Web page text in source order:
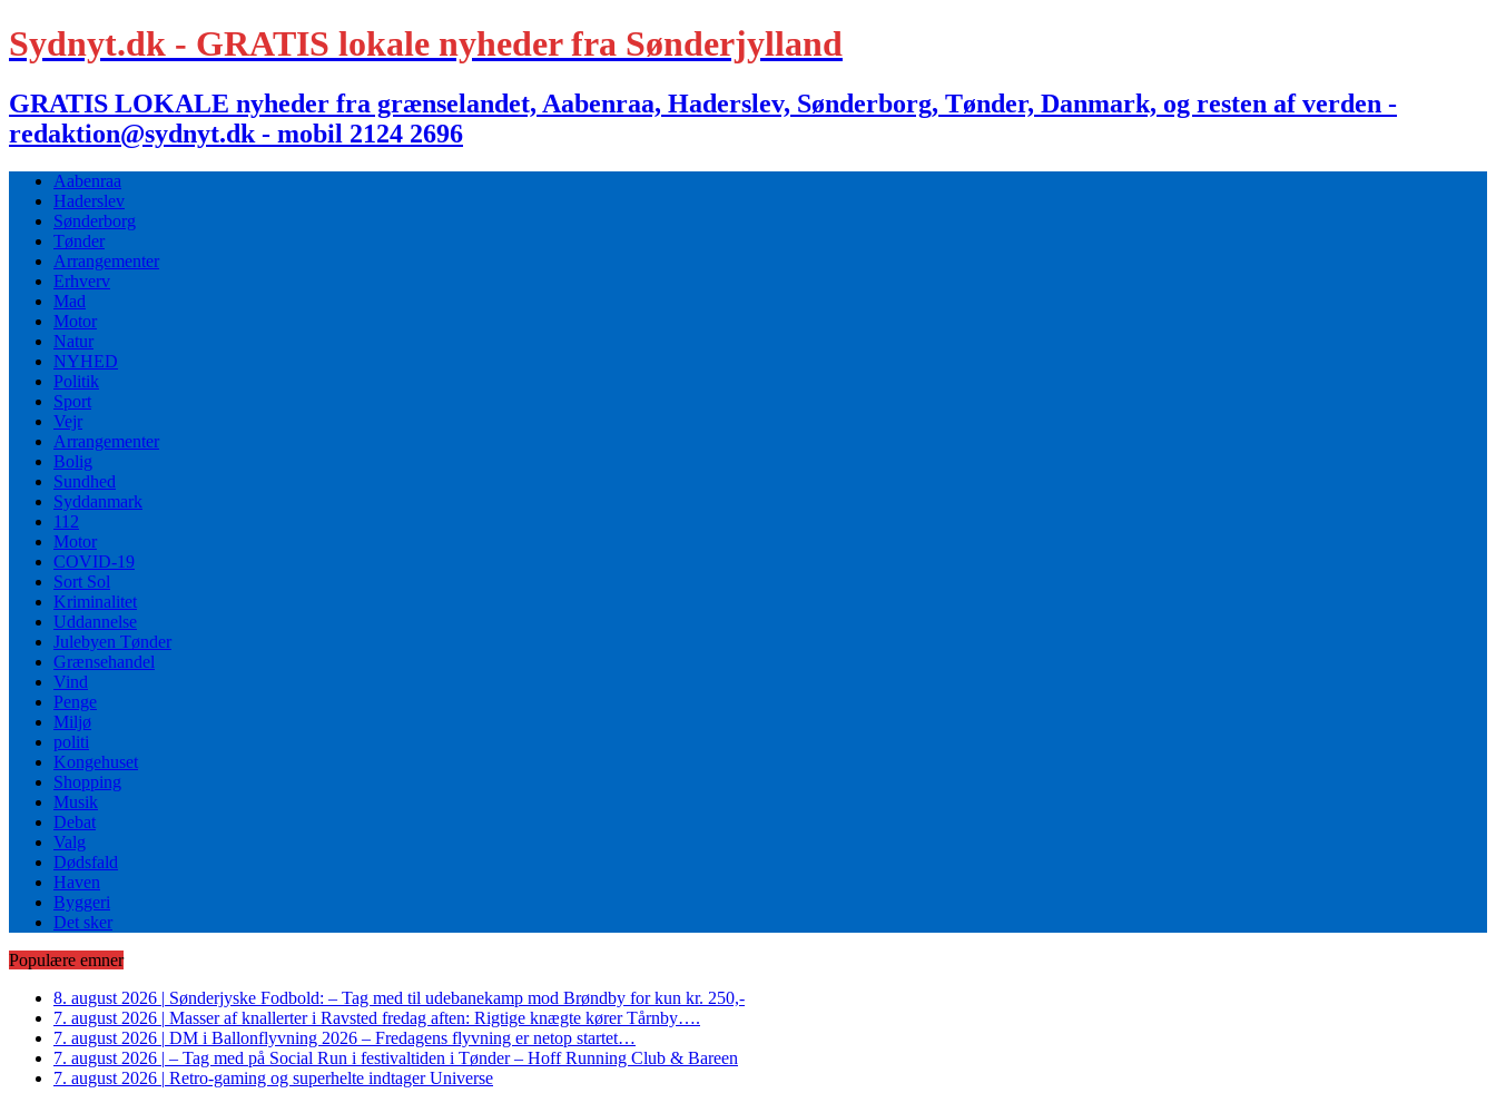
Sydnyt.dk - GRATIS lokale nyheder fra Sønderjylland
GRATIS LOKALE nyheder fra grænselandet, Aabenraa, Haderslev, Sønderborg, Tønder, Danmark, og resten af verden -
redaktion@sydnyt.dk - mobil 2124 2696
Aabenraa
Haderslev
Sønderborg
Tønder
Arrangementer
Erhverv
Mad
Motor
Natur
NYHED
Politik
Sport
Vejr
Arrangementer
Bolig
Sundhed
Syddanmark
112
Motor
COVID-19
Sort Sol
Kriminalitet
Uddannelse
Julebyen Tønder
Grænsehandel
Vind
Penge
Miljø
politi
Kongehuset
Shopping
Musik
Debat
Valg
Dødsfald
Haven
Byggeri
Det sker
Populære emner
8. august 2026 | Sønderjyske Fodbold: – Tag med til udebanekamp mod Brøndby for kun kr. 250,-
7. august 2026 | Masser af knallerter i Ravsted fredag aften: Rigtige knægte kører Tårnby….
7. august 2026 | DM i Ballonflyvning 2026 – Fredagens flyvning er netop startet…
7. august 2026 | – Tag med på Social Run i festivaltiden i Tønder – Hoff Running Club & Bareen
7. august 2026 | Retro-gaming og superhelte indtager Universe